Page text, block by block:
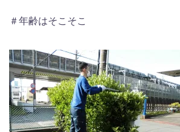
＃年齢はそこそこ